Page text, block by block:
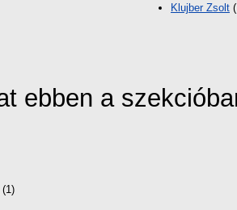
Klujber Zsolt
ebben a
(1)